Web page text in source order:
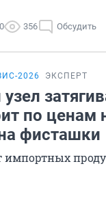
356 Обсудить
2026 ЭКСПЕРТ
по ценам
фисташки
импортных